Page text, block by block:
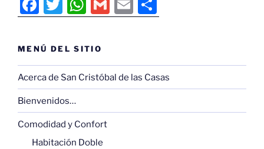
a
c
e
b
o
o
k
w
itt
er
h
at
s
A
p
m
l
m
l
o
p
ar
MENÚ DEL SITIO
Acerca de San Cristóbal de las Casas
Bienvenidos…
Comodidad y Confort
Habitación Doble